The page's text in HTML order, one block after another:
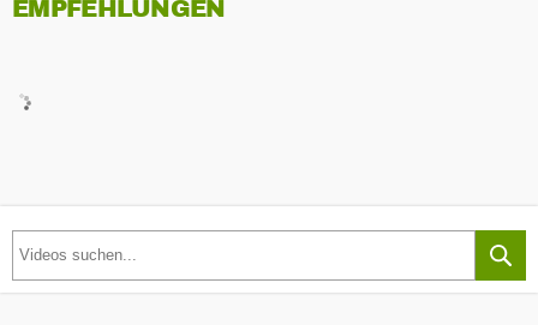
EMPFEHLUNGEN